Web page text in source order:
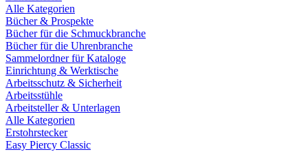
Alle Kategorien
Bücher & Prospekte
Bücher für die Schmuckbranche
Bücher für die Uhrenbranche
Sammelordner für Kataloge
Einrichtung & Werktische
Arbeitsschutz & Sicherheit
Arbeitsstühle
Arbeitsteller & Unterlagen
Alle Kategorien
Erstohrstecker
Easy Piercy Classic